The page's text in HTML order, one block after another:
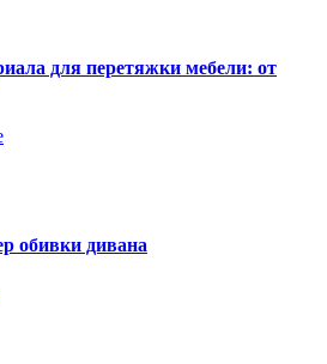
для перетяжки мебели: от
обивки дивана